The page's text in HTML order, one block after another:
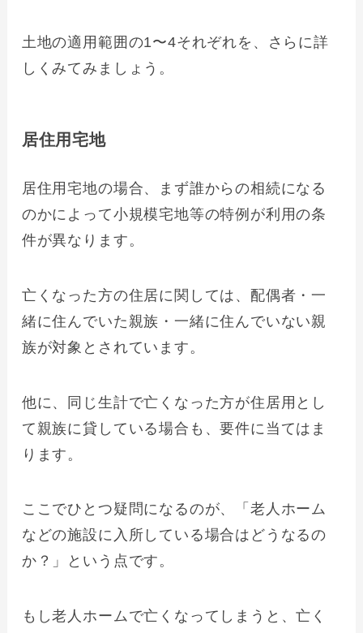
土地の適用範囲の1〜4それぞれを、さらに詳
しくみてみましょう。
居住用宅地
居住用宅地の場合、まず誰からの相続になる
のかによって小規模宅地等の特例が利用の条
件が異なります。
亡くなった方の住居に関しては、配偶者・一
緒に住んでいた親族・一緒に住んでいない親
族が対象とされています。
他に、同じ生計で亡くなった方が住居用とし
て親族に貸している場合も、要件に当てはま
ります。
ここでひとつ疑問になるのが、「老人ホーム
などの施設に入所している場合はどうなるの
か？」という点です。
もし老人ホームで亡くなってしまうと、亡く